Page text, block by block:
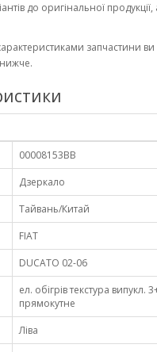
до оригінальної продукції,
запчастини
00008153BB
Дзеркало
Тайвань/Китай
FIAT
DUCATO 02-06
ел. обігрів текстура випукл.
прямокутне
Ліва